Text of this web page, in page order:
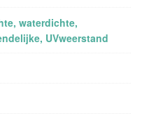
waterdichte,
UVweerstand